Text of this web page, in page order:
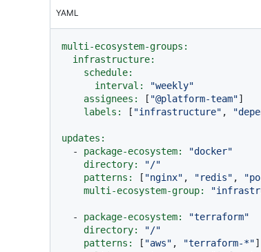
YAML
multi-ecosystem-groups:
infrastructure:
schedule:
interval:
"weekly"
assignees:
[ "@platform-team"]
labels:
[ "infrastructure" ,
updates:
-
package-ecosystem:
"docker"
directory:
"/"
patterns:
[ "nginx" , "redis" ,
multi-ecosystem-group:
- package-ecosystem:
"terraform"
directory:
"/"
patterns:
[ "aws" , "terraform-*"]